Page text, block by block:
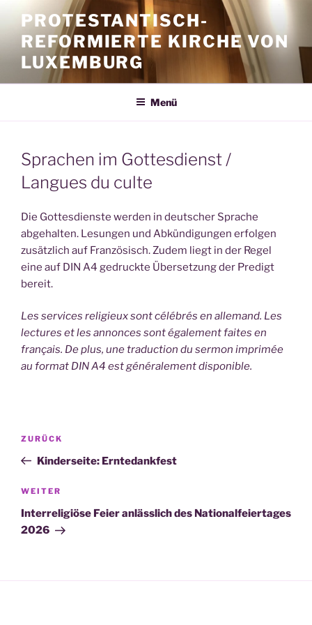
Inhalt
springen
PROTESTANTISCH-
REFORMIERTE KIRCHE VON
LUXEMBURG
Menü
Sprachen im Gottesdienst /
Langues du culte
Die Gottesdienste werden in deutscher Sprache
abgehalten. Lesungen und Abkündigungen erfolgen
zusätzlich auf Französisch. Zudem liegt in der Regel
eine auf DIN A4 gedruckte Übersetzung der Predigt
bereit.
Les services religieux sont célébrés en allemand. Les
lectures et les annonces sont également faites en
français. De plus, une traduction du sermon imprimée
au format DIN A4 est généralement disponible.
Beitragsnavigation
Vorheriger
Beitrag
ZURÜCK
Kinderseite: Erntedankfest
Nächster
Beitrag
WEITER
Interreligiöse Feier anlässlich des Nationalfeiertages
2026